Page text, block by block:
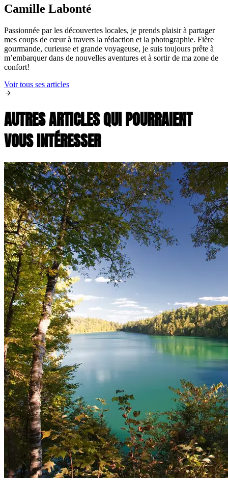
Camille Labonté
Passionnée par les découvertes locales, je prends plaisir à partager
mes coups de cœur à travers la rédaction et la photographie. Fière
gourmande, curieuse et grande voyageuse, je suis toujours prête à
m’embarquer dans de nouvelles aventures et à sortir de ma zone de
confort!
Voir tous ses articles
AUTRES ARTICLES QUI POURRAIENT
VOUS INTÉRESSER